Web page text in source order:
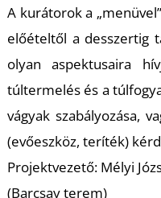
A kurátorok a
előételtől a desszertig
olyan aspektusaira
túltermelés és a
vágyak szabályozása,
(evőeszköz, teríték)
Projektvezető: Mélyi
(Barcsay terem)